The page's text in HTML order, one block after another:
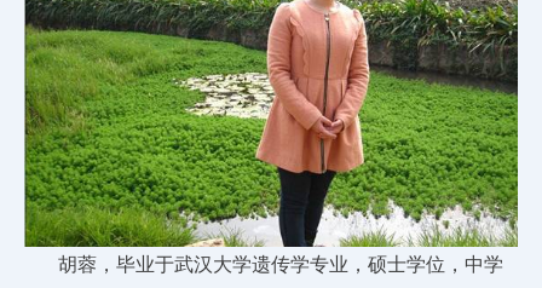
胡蓉，毕业于武汉大学遗传学专业，硕士学位，中学